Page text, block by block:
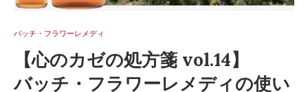
バッチ・フラワーレメディ
【心のカゼの処方箋 vol.14】
バッチ・フラワーレメディの使い